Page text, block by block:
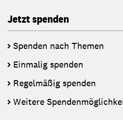
Jetzt spenden
Spenden nach Themen
Einmalig spenden
Regelmäßig spenden
Weitere